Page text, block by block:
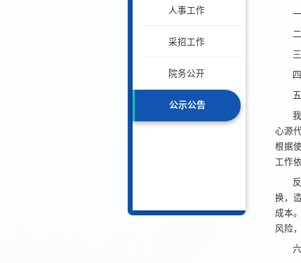
人事工作
采招工作
院务公开
公示公告
心源
根据
工作
换，
成本
风险